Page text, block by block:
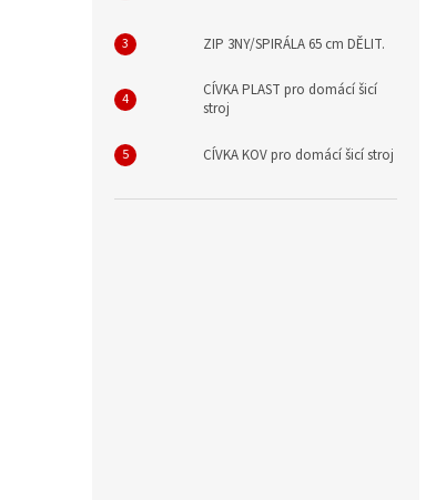
ZIP 3NY/SPIRÁLA 65 cm DĚLIT.
CÍVKA PLAST pro domácí šicí
stroj
CÍVKA KOV pro domácí šicí stroj